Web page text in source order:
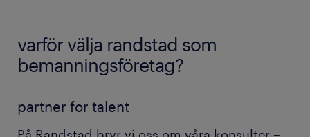
varför välja randstad som
bemanningsföretag?
partner for talent